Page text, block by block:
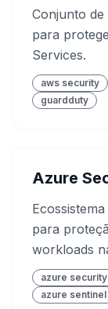
Conjunto
para
Services.
aws security
guardduty
Azure
para
workloads
azure security
azure sentinel